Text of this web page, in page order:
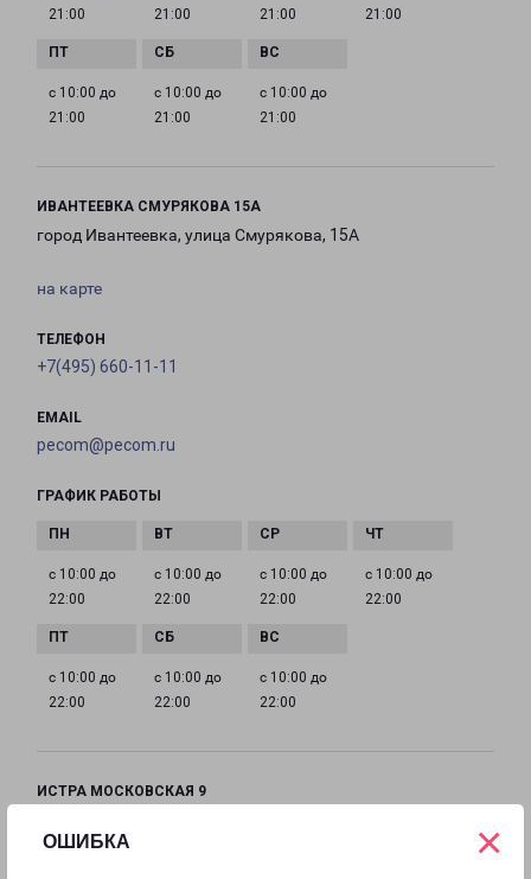
ОШИБКА ×
21:00
21:00
21:00
21:00
с 10:00 до
21:00
с 10:00 до
21:00
с 10:00 до
21:00
ИВАНТЕЕВКА СМУРЯКОВА 15А
город Ивантеевка, улица Смурякова, 15А
на карте
ТЕЛЕФОН
+7(495) 660-11-11
EMAIL
pecom@pecom.ru
ГРАФИК РАБОТЫ
с 10:00 до
22:00
с 10:00 до
22:00
с 10:00 до
22:00
с 10:00 до
22:00
с 10:00 до
22:00
с 10:00 до
22:00
с 10:00 до
22:00
ИСТРА МОСКОВСКАЯ 9